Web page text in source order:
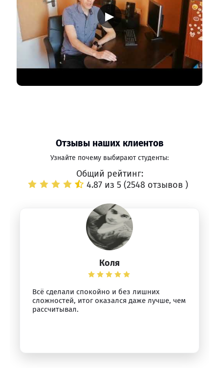
▶
Отзывы наших клиентов
Узнайте почему выбирают студенты:
Общий рейтинг:
4.87 из 5 (2548 отзывов )
Коля
Всё сделали спокойно и без лишних
сложностей, итог оказался даже лучше, чем
рассчитывал.